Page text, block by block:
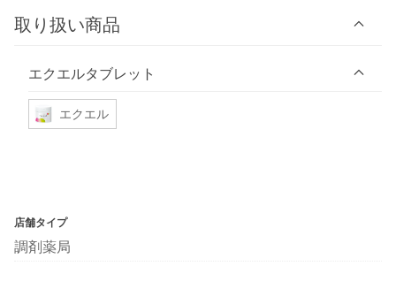
取り扱い商品
エクエルタブレット
エクエル
店舗タイプ
調剤薬局